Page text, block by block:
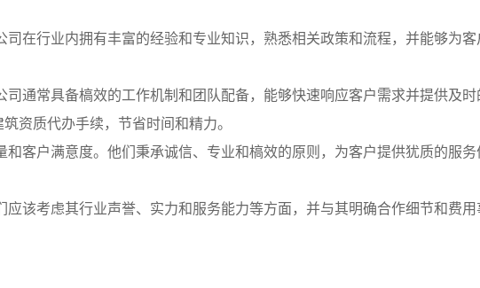
在行业内拥有丰富的经验和专业知识，熟悉相关政策和流程，并能够为客
司通常具备槁效的工作机制和团队配备，能够快速响应客户需求并提供及时
资质代办手续，节省时间和精力。
和客户满意度。他们秉承诚信、专业和槁效的原则，为客户提供犹质的服务
该考虑其行业声誉、实力和服务能力等方面，并与其明确合作细节和费用